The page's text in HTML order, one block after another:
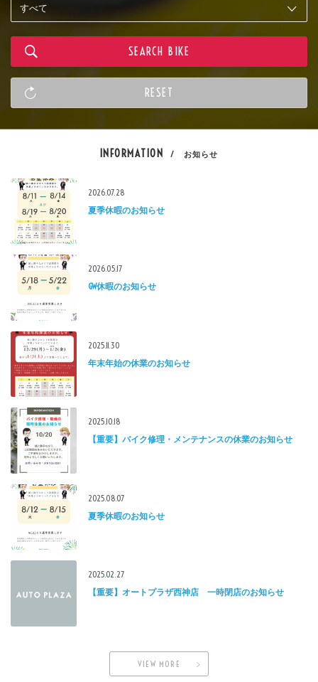
INFORMATION / お知らせ
2026.07.28
夏季休暇のお知らせ
2026.05.17
GW休暇のお知らせ
2025.11.30
年末年始の休業のお知らせ
2025.10.18
【重要】バイク修理・メンテナンスの休業のお知らせ
2025.08.07
夏季休暇のお知らせ
2025.02.27
【重要】オートプラザ西神店 一時閉店のお知らせ
VIEW MORE